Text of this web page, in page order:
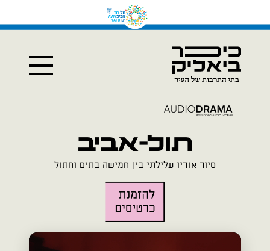
תול-אביב
סיור אודיו עלילתי בין חמישה בתים וחתול